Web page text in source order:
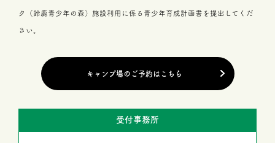
ク（鈴鹿青少年の森）施設利用に係る青少年育成計画書を提出してくだ
さい。
キャンプ場のご予約はこちら
受付事務所